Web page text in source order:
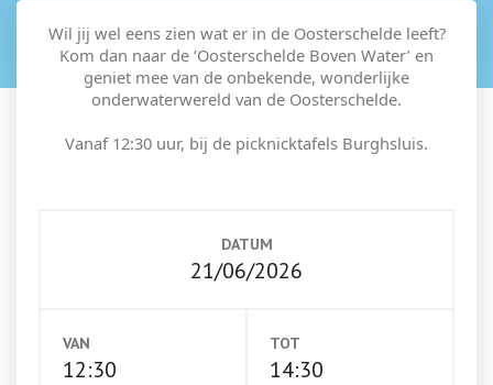
Wil jij wel eens zien wat er in de Oosterschelde leeft?
Kom dan naar de ‘Oosterschelde Boven Water’ en
geniet mee van de onbekende, wonderlijke
onderwaterwereld van de Oosterschelde.
Vanaf 12:30 uur, bij de picknicktafels Burghsluis.
DATUM
21/06/2026
VAN
12:30
TOT
14:30